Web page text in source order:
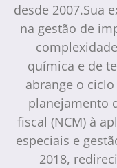
desde 2007.Sua
na gestão de
química e de
abrange o
planejamento
fiscal (NCM) à
especiais e
2018,